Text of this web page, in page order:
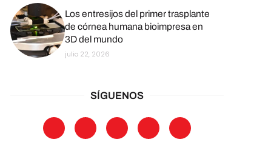
Los entresijos del primer trasplante
de córnea humana bioimpresa en
3D del mundo
julio 22, 2026
SÍGUENOS